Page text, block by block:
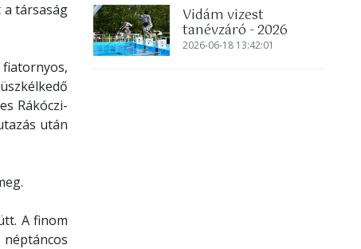
társaság
Rákóczi-
után
A finom
2026-06-18 13:42:01
Vidám vizest
tanévzáró - 2026